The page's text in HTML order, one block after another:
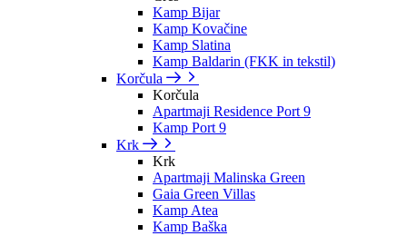
Kamp Bijar
Kamp Kovačine
Kamp Slatina
Kamp Baldarin (FKK in tekstil)
Korčula
Korčula
Apartmaji Residence Port 9
Kamp Port 9
Krk
Krk
Apartmaji Malinska Green
Gaia Green Villas
Kamp Atea
Kamp Baška